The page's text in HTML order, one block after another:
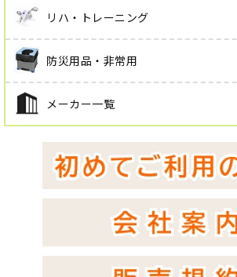
リハ・トレーニング
防災用品・非常用
メーカー一覧